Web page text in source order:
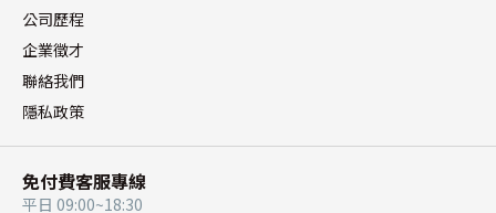
公司歷程
企業徵才
聯絡我們
隱私政策
免付費客服專線
平日 09:00~18:30